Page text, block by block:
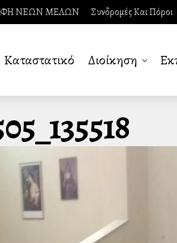
ΝΕΩΝ ΜΕΛΩΝ Συνδρομές Και Πόροι
Καταστατικό Διοίκηση